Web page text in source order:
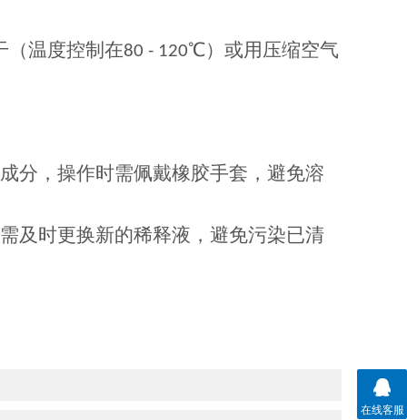
（温度控制在80 - 120℃）或用压缩空气
分，操作时需佩戴橡胶手套，避免溶
及时更换新的稀释液，避免污染已清
在线客服